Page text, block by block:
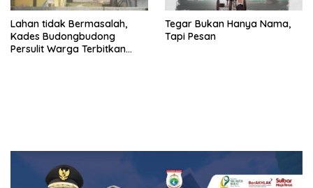
Lahan tidak Bermasalah,
Kades Budongbudong
Persulit Warga Terbitkan
Tegar Bukan Hanya Nama,
Tapi Pesan